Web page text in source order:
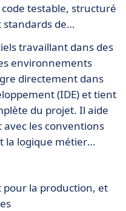
testable, structuré
de
travaillant dans des
environnements
directement dans
(IDE) et tient
du projet. Il aide
les conventions
la logique métier
pour la production, et